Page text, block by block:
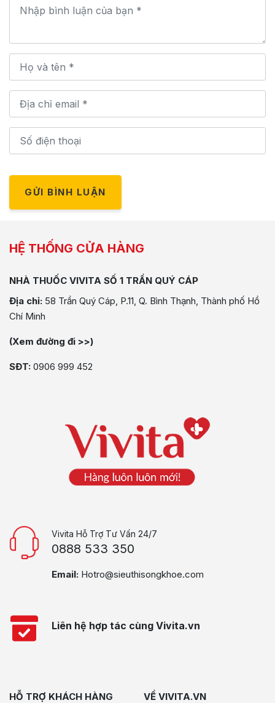
GỬI BÌNH LUẬN
HỆ THỐNG CỬA HÀNG
NHÀ THUỐC VIVITA SỐ 1 TRẦN QUÝ CÁP
Địa chỉ: 58 Trần Quý Cáp, P.11, Q. Bình Thạnh, Thành phố Hồ
Chí Minh
(Xem đường đi >>)
SĐT: 0906 999 452
Vivita Hỗ Trợ Tư Vấn 24/7
0888 533 350
Email: Hotro@sieuthisongkhoe.com
Liên hệ hợp tác cùng Vivita.vn
HỖ TRỢ KHÁCH HÀNG VỀ VIVITA.VN